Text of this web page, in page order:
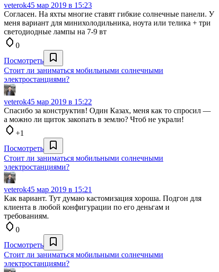
veterok45 мар 2019 в 15:23
Согласен. На яхты многие ставят гибкие солнечные панели. У
меня вариант для минихолодильника, ноута или телика + три
светодиодные лампы на 7-9 вт
0
Посмотреть
Стоит ли заниматься мобильными солнечными
электростанциями?
veterok45 мар 2019 в 15:22
Спасибо за конструктив! Один Казах, меня как то спросил —
а можно ли щиток закопать в землю? Чтоб не украли!
+1
Посмотреть
Стоит ли заниматься мобильными солнечными
электростанциями?
veterok45 мар 2019 в 15:21
Как вариант. Тут думаю кастомизация хороша. Подгон для
клиента в любой конфигурации по его деньгам и
требованиям.
0
Посмотреть
Стоит ли заниматься мобильными солнечными
электростанциями?